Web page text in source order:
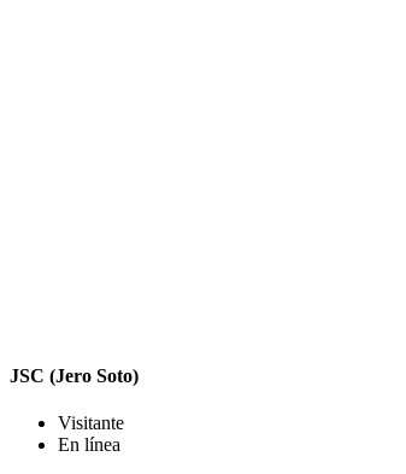
JSC (Jero Soto)
Visitante
En línea